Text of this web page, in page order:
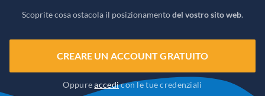
Scoprite cosa ostacola il posizionamentodel vostro sito web.
CREARE UN ACCOUNT GRATUITO
Oppureaccedicon le tue credenziali